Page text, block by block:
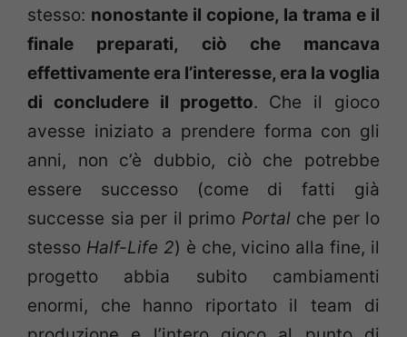
stesso: nonostante il copione, la trama e il
finale preparati, ciò che mancava
effettivamente era l’interesse, era la voglia
di concludere il progetto. Che il gioco
avesse iniziato a prendere forma con gli
anni, non c’è dubbio, ciò che potrebbe
essere successo (come di fatti già
successe sia per il primo Portal che per lo
stesso Half-Life 2) è che, vicino alla fine, il
progetto abbia subito cambiamenti
enormi, che hanno riportato il team di